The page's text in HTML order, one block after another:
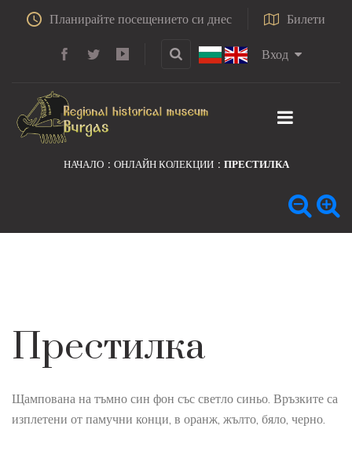
Планирайте посещението си днес Билети
Вход
НАЧАЛО ОНЛАЙН КОЛЕКЦИИ ПРЕСТИЛКА
Престилка
Щампована на тъмно син фон със светло синьо. Връзките са
изплетени от памучни конци, в оранж, жълто, бяло, черно.